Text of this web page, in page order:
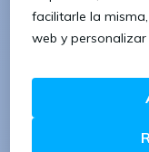
8 caracteres
1 letra mayúscula